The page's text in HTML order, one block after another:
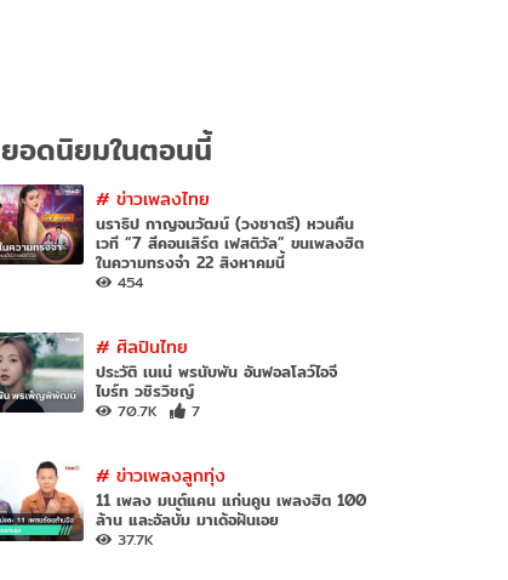
ยอดนิยมในตอนนี้
# ข่าวเพลงไทย
นราธิป กาญจนวัฒน์ (วงชาตรี) หวนคืน
เวที “7 สีคอนเสิร์ต เฟสติวัล” ขนเพลงฮิต
ในความทรงจำ 22 สิงหาคมนี้
454
# ศิลปินไทย
ประวัติ เนเน่ พรนับพัน อันฟอลโลว์ไอจี
ไบร์ท วชิรวิชญ์
70.7K 7
# ข่าวเพลงลูกทุ่ง
11 เพลง มนต์แคน แก่นคูน เพลงฮิต 100
ล้าน และอัลบั้ม มาเด้อฝันเอย
37.7K